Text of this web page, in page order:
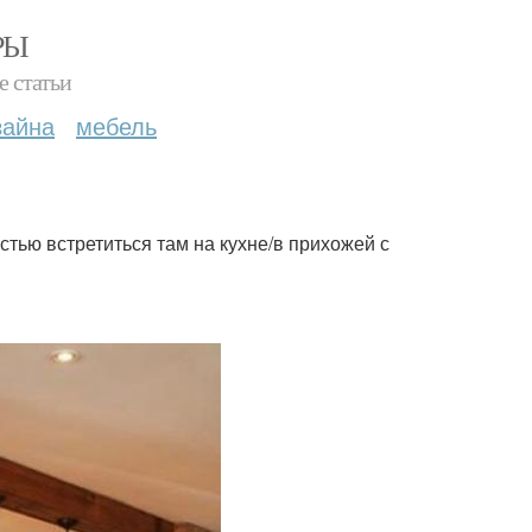
статьи
мебель
встретиться там на кухне/в прихожей с